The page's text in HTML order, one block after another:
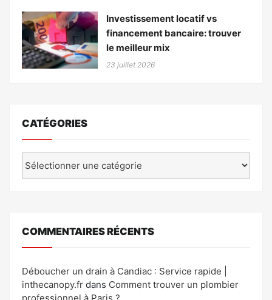
Investissement locatif vs
financement bancaire: trouver
le meilleur mix
23 juillet 2026
CATÉGORIES
COMMENTAIRES RÉCENTS
Déboucher un drain à Candiac : Service rapide |
inthecanopy.fr dans Comment trouver un plombier
professionnel à Paris ?